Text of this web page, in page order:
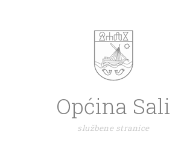
Općina Sali
službene stranice